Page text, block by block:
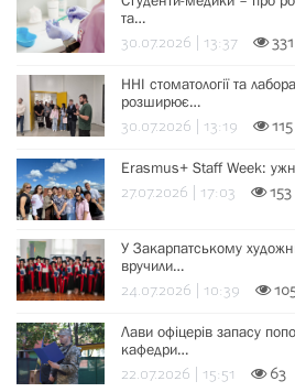
та…
30.07.2026 | 13:37 331
ННІ стоматології та
розширює…
30.07.2026 | 13:19 115
Erasmus+ Staff Week:
27.07.2026 | 17:03 153
У Закарпатському
вручили…
24.07.2026 | 10:39
Лави офіцерів запасу
кафедри…
22.07.2026 | 15:51 63